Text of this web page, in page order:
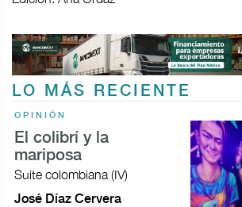
LO MÁS RECIENTE
OPINIÓN
El colibrí y la
mariposa
Suite colombiana (IV)
José Díaz Cervera